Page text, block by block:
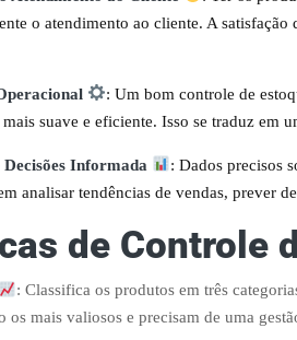
o atendimento ao cliente. A
: Um bom controle de
suave e eficiente. Isso se traduz em
Decisões Informada
: Dados precisos
analisar tendências de vendas, prever
de Controle
: Classifica os produtos em três
os mais valiosos e precisam de uma